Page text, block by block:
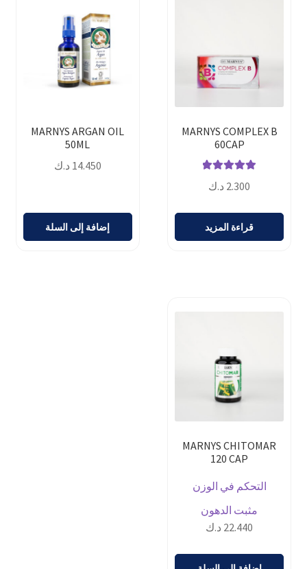
MARNYS COMPLEX B
60CAP
من 5
2.300 د.ك
قراءة المزيد
MARNYS ARGAN OIL
50ML
14.450 د.ك
إضافة إلى السلة
MARNYS CHITOMAR
120 CAP
التحكم في الوزن
مثبت الدهون
22.440 د.ك